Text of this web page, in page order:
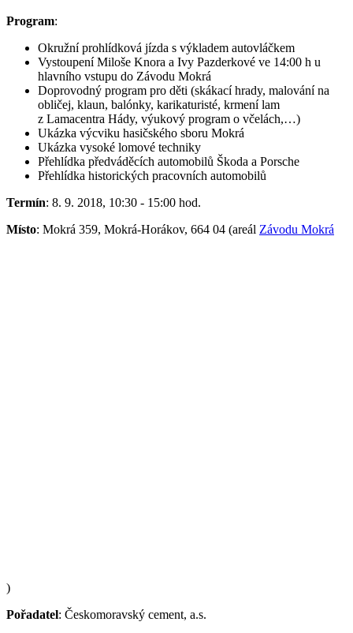
Program:
Okružní prohlídková jízda s výkladem autovláčkem
Vystoupení Miloše Knora a Ivy Pazderkové ve 14:00 h u
hlavního vstupu do Závodu Mokrá
Doprovodný program pro děti (skákací hrady, malování na
obličej, klaun, balónky, karikaturisté, krmení lam
z Lamacentra Hády, výukový program o včelách,…)
Ukázka výcviku hasičského sboru Mokrá
Ukázka vysoké lomové techniky
Přehlídka předváděcích automobilů Škoda a Porsche
Přehlídka historických pracovních automobilů
Termín: 8. 9. 2018, 10:30 - 15:00 hod.
Místo: Mokrá 359, Mokrá-Horákov, 664 04 (areál Závodu Mokrá
)
Pořadatel: Českomoravský cement, a.s.